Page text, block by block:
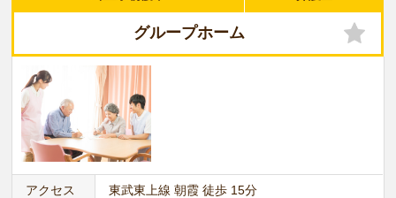
グループホーム
アクセス 東武東上線 朝霞 徒歩 15分